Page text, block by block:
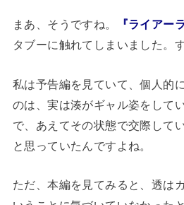
まあ、そうですね。 『ライアー
タブーに触れてしまいました。
私は予告編を見ていて、個人的
のは、実は湊がギャル姿をして
で、あえてその状態で交際して
と思っていたんですよね。
ただ、本編を見てみると、透は